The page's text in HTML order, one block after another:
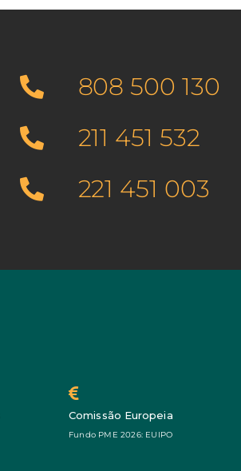
808 500 130
211 451 532
221 451 003
Comissão Europeia
Fundo PME 2026: EUIPO